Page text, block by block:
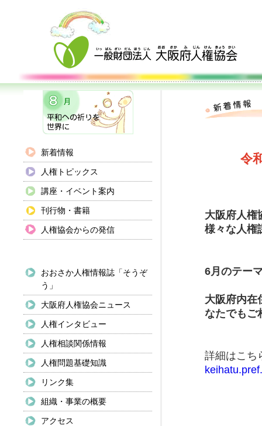
新着情報
人権トピックス
講座・イベント案内
刊行物・書籍
人権協会からの発信
おおさか人権情報誌「そうぞ
う」
大阪府人権協会ニュース
人権インタビュー
人権相談関係情報
人権問題基礎知識
リンク集
組織・事業の概要
アクセス
令
大阪府人権
様々な人権
6月のテー
大阪府内在
なたでもご
詳細はこ